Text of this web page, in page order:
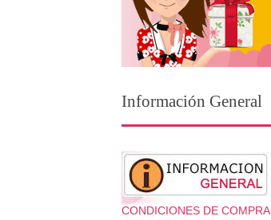
Información General
CONDICIONES DE COMPRA